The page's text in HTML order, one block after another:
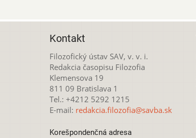
Kontakt
Filozofický ústav SAV, v. v. i.
Redakcia časopisu Filozofia
Klemensova 19
811 09 Bratislava 1
Tel.: +4212 5292 1215
E-mail: redakcia.filozofia@savba.sk
Korešpondenčná adresa